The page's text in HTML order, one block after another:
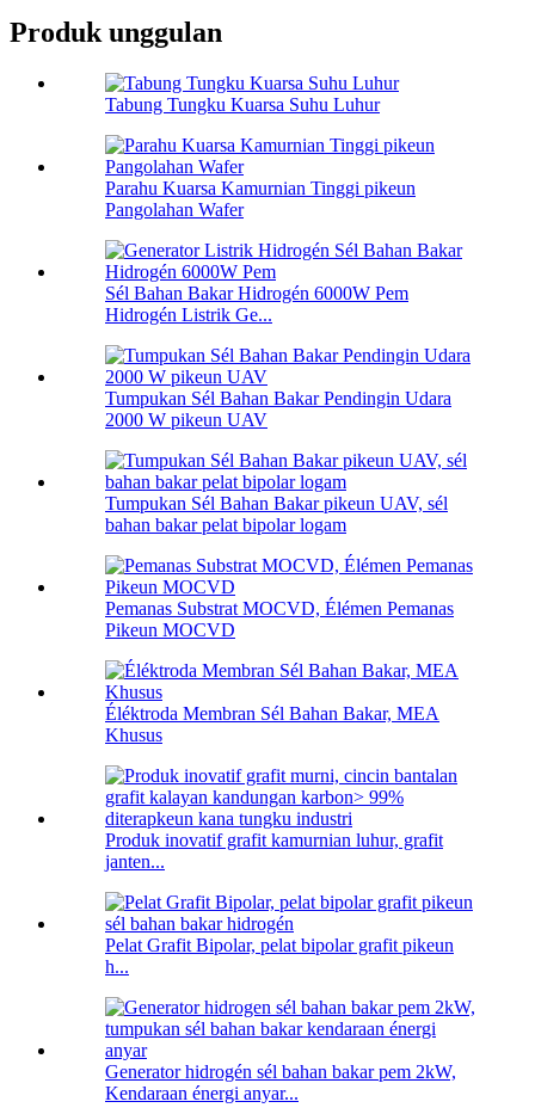
Produk unggulan
Tabung Tungku Kuarsa Suhu Luhur
Parahu Kuarsa Kamurnian Tinggi pikeun
Pangolahan Wafer
Sél Bahan Bakar Hidrogén 6000W Pem
Hidrogén Listrik Ge...
Tumpukan Sél Bahan Bakar Pendingin Udara
2000 W pikeun UAV
Tumpukan Sél Bahan Bakar pikeun UAV, sél
bahan bakar pelat bipolar logam
Pemanas Substrat MOCVD, Élémen Pemanas
Pikeun MOCVD
Éléktroda Membran Sél Bahan Bakar, MEA
Khusus
Produk inovatif grafit kamurnian luhur, grafit
janten...
Pelat Grafit Bipolar, pelat bipolar grafit pikeun
h...
Generator hidrogén sél bahan bakar pem 2kW,
Kendaraan énergi anyar...